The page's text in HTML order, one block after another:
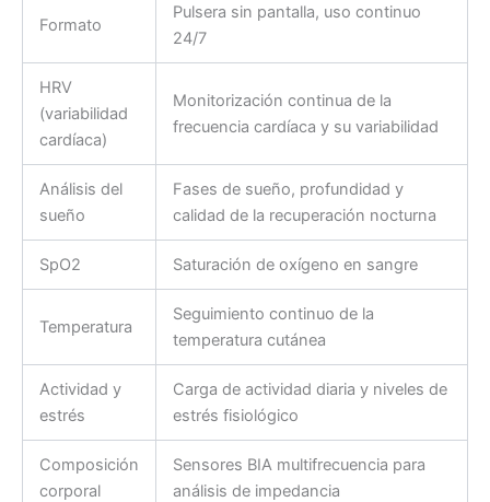
Formato
Pulsera sin pantalla, uso continuo
24/7
HRV
(variabilidad
cardíaca)
Monitorización continua de la
frecuencia cardíaca y su variabilidad
Análisis del
sueño
Fases de sueño, profundidad y
calidad de la recuperación nocturna
SpO2 Saturación de oxígeno en sangre
Temperatura
Seguimiento continuo de la
temperatura cutánea
Actividad y
estrés
Carga de actividad diaria y niveles de
estrés fisiológico
Composición
corporal
Sensores BIA multifrecuencia para
análisis de impedancia